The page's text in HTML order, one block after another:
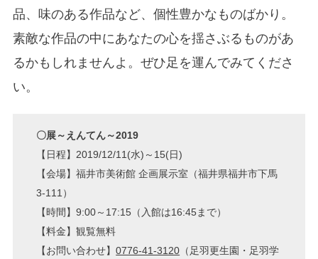
品、味のある作品など、個性豊かなものばかり。
素敵な作品の中にあなたの心を揺さぶるものがあ
るかもしれませんよ。ぜひ足を運んでみてくださ
い。
〇展～えんてん～2019
【日程】2019/12/11(水)～15(日)
【会場】福井市美術館 企画展示室（福井県福井市下馬
3-111）
【時間】9:00～17:15（入館は16:45まで）
【料金】観覧無料
【お問い合わせ】0776-41-3120 （足羽更生園・足羽学